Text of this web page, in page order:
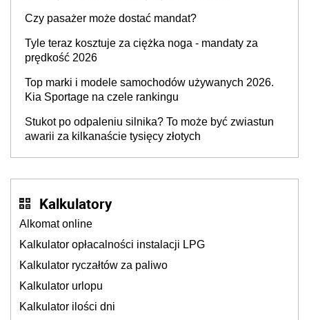
Czy pasażer może dostać mandat?
Tyle teraz kosztuje za ciężka noga - mandaty za
prędkość 2026
Top marki i modele samochodów używanych 2026.
Kia Sportage na czele rankingu
Stukot po odpaleniu silnika? To może być zwiastun
awarii za kilkanaście tysięcy złotych
Kalkulatory
Alkomat online
Kalkulator opłacalności instalacji LPG
Kalkulator ryczałtów za paliwo
Kalkulator urlopu
Kalkulator ilości dni